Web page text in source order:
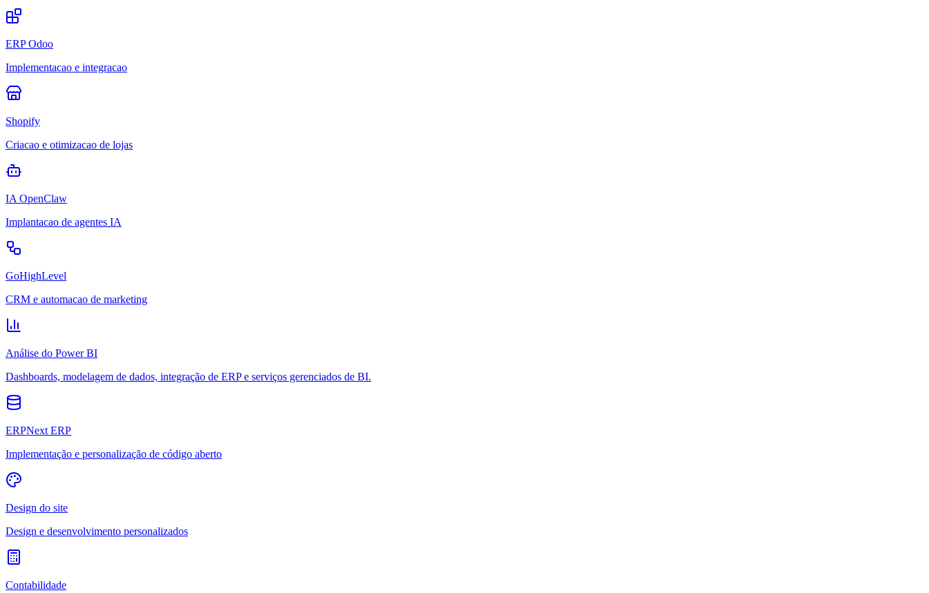
ERP Odoo
Implementacao e integracao
Shopify
Criacao e otimizacao de lojas
IA OpenClaw
Implantacao de agentes IA
GoHighLevel
CRM e automacao de marketing
Análise do Power BI
Dashboards, modelagem de dados, integração de ERP e serviços gerenciados de BI.
ERPNext ERP
Implementação e personalização de código aberto
Design do site
Design e desenvolvimento personalizados
Contabilidade